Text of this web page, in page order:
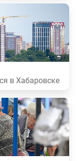
в Хабаровске